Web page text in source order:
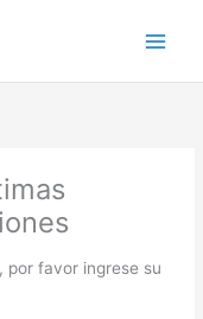
por favor ingrese su